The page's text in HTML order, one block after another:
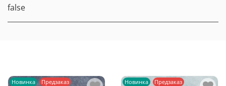
false
Новинка Предзаказ Новинка Предзаказ